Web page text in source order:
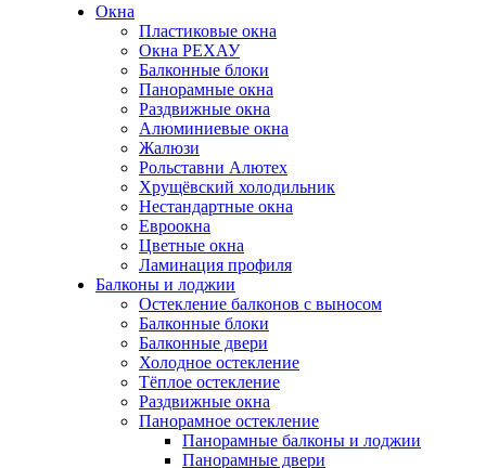
Окна
Пластиковые окна
Окна РЕХАУ
Балконные блоки
Панорамные окна
Раздвижные окна
Алюминиевые окна
Жалюзи
Рольставни Алютех
Хрущёвский холодильник
Нестандартные окна
Евроокна
Цветные окна
Ламинация профиля
Балконы и лоджии
Остекление балконов с выносом
Балконные блоки
Балконные двери
Холодное остекление
Тёплое остекление
Раздвижные окна
Панорамное остекление
Панорамные балконы и лоджии
Панорамные двери